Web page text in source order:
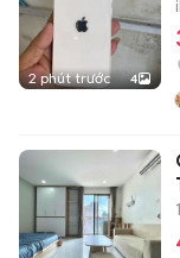
2 phút trước 4